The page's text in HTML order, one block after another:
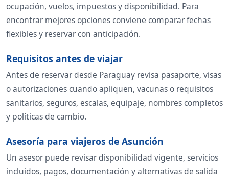
ocupación, vuelos, impuestos y disponibilidad. Para
encontrar mejores opciones conviene comparar fechas
flexibles y reservar con anticipación.
Requisitos antes de viajar
Antes de reservar desde Paraguay revisa pasaporte, visas
o autorizaciones cuando apliquen, vacunas o requisitos
sanitarios, seguros, escalas, equipaje, nombres completos
y políticas de cambio.
Asesoría para viajeros de Asunción
Un asesor puede revisar disponibilidad vigente, servicios
incluidos, pagos, documentación y alternativas de salida